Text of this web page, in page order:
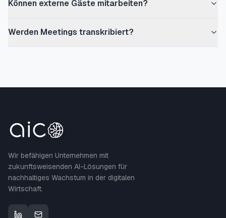
Können externe Gäste mitarbeiten?
Werden Meetings transkribiert?
Wir befähigen Unternehmen mit
zukunftsweisenden AI-Lösungen für
nachhaltiges Wachstum in der digitalen
Wirtschaft.